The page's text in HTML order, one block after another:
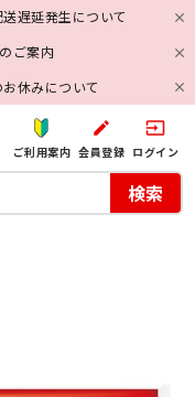
遅延発生について
ご案内
休みについて
ご利用案内
create
会員登録
input
ログイン
検索